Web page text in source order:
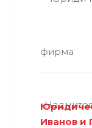
Иванов и